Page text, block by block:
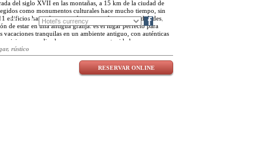
FR DE Blog
del siglo XVII en las montañas, a 15 km de la ciudad de
como monumentos culturales hace mucho tiempo, sin
edificios han sido renovadas con modernas comodidades,
de estar en una antigua granja. es el lugar perfecto para
vacaciones tranquilas en un ambiente antiguo, con auténticas
personalizado y numerosas oportunidades para
las rutas fáciles comienzan desde la puerta del hotel y
distancia en automóvil. Los picos de jotundeimen incluyen
glaciares. roisheim está situado en boverdalen, a 550
rústico
RESERVAR ONLINE